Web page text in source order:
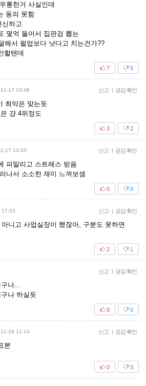
롱한거 사실인데
동의 못함
신하고
몇억 들어서 집판검 뽑는
해서 펄업보다 낫다고 치는건가??
할텐데
5
7
11-17 10:48 신고 | 공감 확인
최악은 맞는듯
걍 4위정도
2
3
17 13:43 신고 | 공감 확인
피말리고 스트레스 받음
나서 소소한 재미 느껴보셈
0
0
17:03 신고 | 공감 확인
니고 사업실장이 했잖아, 구분도 못하면
1
2
신고 | 공감 확인
나...
나 하실듯
0
0
11-18 11:14 신고 | 공감 확인
본
0
0